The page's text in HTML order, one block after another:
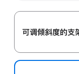
可调倾斜度的支